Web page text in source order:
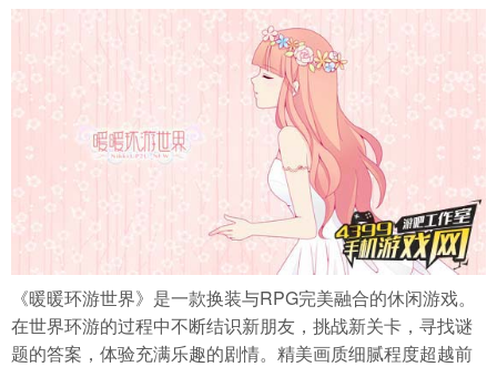
《暖暖环游世界》是一款换装与RPG完美融合的休闲游戏。
在世界环游的过程中不断结识新朋友，挑战新关卡，寻找谜
题的答案，体验充满乐趣的剧情。精美画质细腻程度超越前